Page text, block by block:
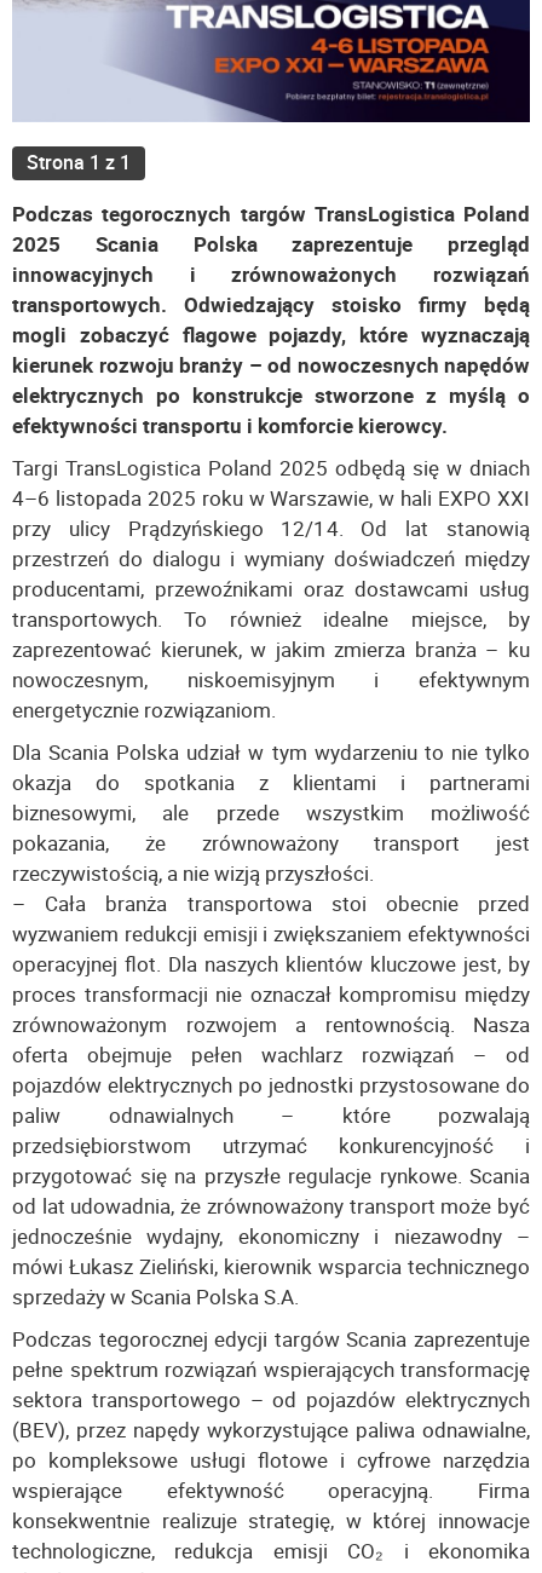
Strona 1 z 1
Podczas tegorocznych targów TransLogistica Poland
2025 Scania Polska zaprezentuje przegląd
innowacyjnych i zrównoważonych rozwiązań
transportowych. Odwiedzający stoisko firmy będą
mogli zobaczyć flagowe pojazdy, które wyznaczają
kierunek rozwoju branży – od nowoczesnych napędów
elektrycznych po konstrukcje stworzone z myślą o
efektywności transportu i komforcie kierowcy.
Targi TransLogistica Poland 2025 odbędą się w dniach
4–6 listopada 2025 roku w Warszawie, w hali EXPO XXI
przy ulicy Prądzyńskiego 12/14. Od lat stanowią
przestrzeń do dialogu i wymiany doświadczeń między
producentami, przewoźnikami oraz dostawcami usług
transportowych. To również idealne miejsce, by
zaprezentować kierunek, w jakim zmierza branża – ku
nowoczesnym, niskoemisyjnym i efektywnym
energetycznie rozwiązaniom.
Dla Scania Polska udział w tym wydarzeniu to nie tylko
okazja do spotkania z klientami i partnerami
biznesowymi, ale przede wszystkim możliwość
pokazania, że zrównoważony transport jest
rzeczywistością, a nie wizją przyszłości.
– Cała branża transportowa stoi obecnie przed
wyzwaniem redukcji emisji i zwiększaniem efektywności
operacyjnej flot. Dla naszych klientów kluczowe jest, by
proces transformacji nie oznaczał kompromisu między
zrównoważonym rozwojem a rentownością. Nasza
oferta obejmuje pełen wachlarz rozwiązań – od
pojazdów elektrycznych po jednostki przystosowane do
paliw odnawialnych – które pozwalają
przedsiębiorstwom utrzymać konkurencyjność i
przygotować się na przyszłe regulacje rynkowe. Scania
od lat udowadnia, że zrównoważony transport może być
jednocześnie wydajny, ekonomiczny i niezawodny –
mówi Łukasz Zieliński, kierownik wsparcia technicznego
sprzedaży w Scania Polska S.A.
Podczas tegorocznej edycji targów Scania zaprezentuje
pełne spektrum rozwiązań wspierających transformację
sektora transportowego – od pojazdów elektrycznych
(BEV), przez napędy wykorzystujące paliwa odnawialne,
po kompleksowe usługi flotowe i cyfrowe narzędzia
wspierające efektywność operacyjną. Firma
konsekwentnie realizuje strategię, w której innowacje
technologiczne, redukcja emisji CO₂ i ekonomika